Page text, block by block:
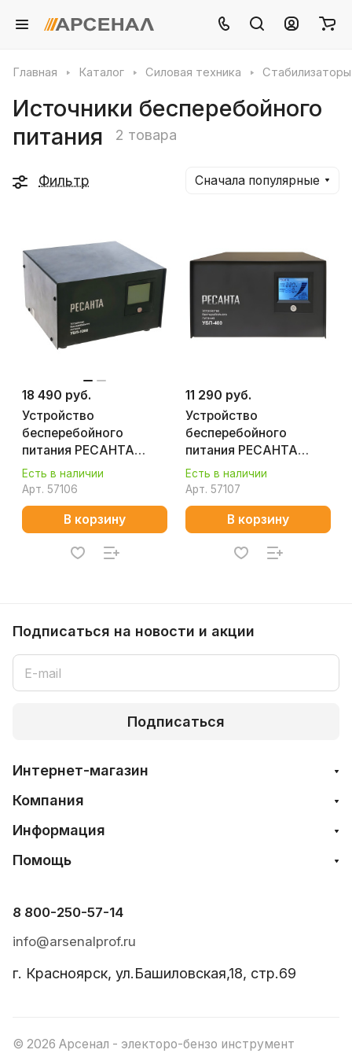
Главная Каталог Силовая техника
Источники бесперебойного
питания
2 товара
Фильтр Сначала популярные
18 490 руб.
Устройство
бесперебойного
питания РЕСАНТА
УБП-1000
Есть в наличии
Арт. 57106
В корзину
11 290 руб.
Устройство
бесперебойного
питания РЕСАНТА
УБП-400
Есть в наличии
Арт. 57107
В корзину
Подписаться на новости и акции
Подписаться
Интернет-магазин
Компания
Информация
Помощь
8 800-250-57-14
info@arsenalprof.ru
г. Красноярск, ул.Башиловская,18, стр.69
© 2026 Арсенал - электоро-бензо инструмент